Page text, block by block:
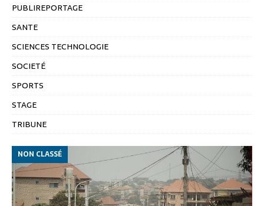
PUBLIREPORTAGE
SANTE
SCIENCES TECHNOLOGIE
SOCIETÉ
SPORTS
STAGE
TRIBUNE
NON CLASSÉ